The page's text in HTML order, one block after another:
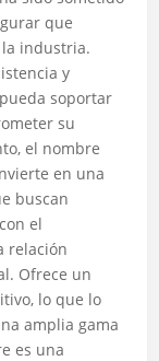
que
industria.
y
soportar
su
el nombre
en una
buscan
el
relación
Ofrece un
lo que lo
amplia gama
es una